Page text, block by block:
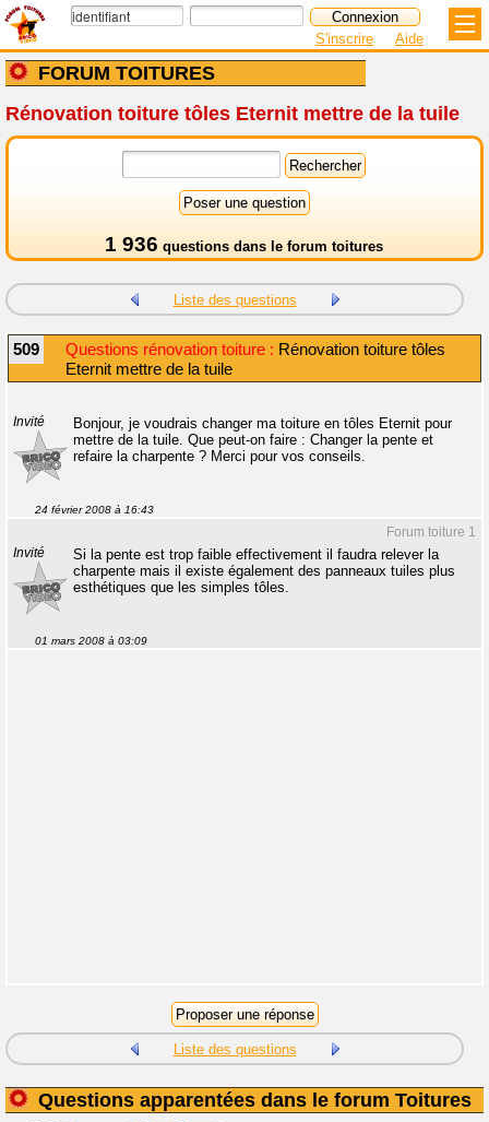
FORUM TOITURES
S'inscrire Aide
Rénovation toiture tôles Eternit mettre de la tuile
1 936 questions dans le forum toitures
Liste des questions
509 Questions rénovation toiture : Rénovation toiture tôles
Eternit mettre de la tuile
Invité
Bonjour, je voudrais changer ma toiture en tôles Eternit pour
mettre de la tuile. Que peut-on faire : Changer la pente et
refaire la charpente ? Merci pour vos conseils.
24 février 2008 à 16:43
Forum toiture 1
Invité
Si la pente est trop faible effectivement il faudra relever la
charpente mais il existe également des panneaux tuiles plus
esthétiques que les simples tôles.
01 mars 2008 à 03:09
Liste des questions
Questions apparentées dans le forum Toitures